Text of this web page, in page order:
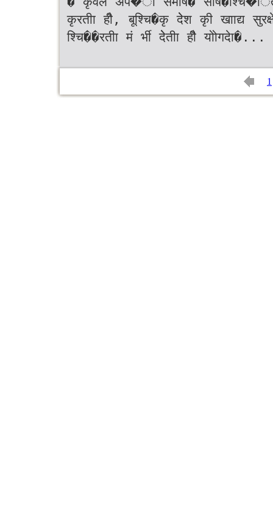
कृरतीा हीै, बूश्चि�कृ देेश कृी खााद्य
श्चि��रतीा मं र्भी देेतीा हीै योोगदेा�...
1